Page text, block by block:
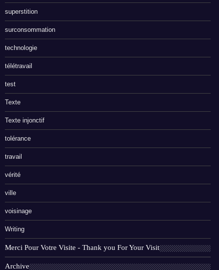
superstition
surconsommation
technologie
télétravail
test
Texte
Texte injonctif
tolérance
travail
vérité
ville
voisinage
Writing
Merci Pour Votre Visite - Thank you For Your Visit
Archive